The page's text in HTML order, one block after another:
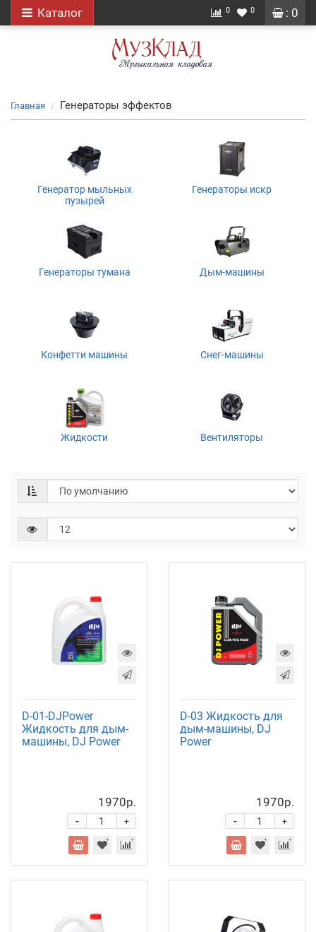
: 0
Каталог 0 0
Главная Генераторы эффектов
Генератор мыльных
пузырей
Генераторы искр
Генераторы тумана Дым-машины
Конфетти машины Снег-машины
Жидкости Вентиляторы
D-01-DJPower
Жидкость для дым-
машины, DJ Power
1970р.
+
-
D-03 Жидкость для
дым-машины, DJ
Power
1970р.
+
-